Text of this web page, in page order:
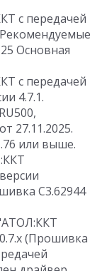
с передачей
Основная
с передачей
4.7.1.
27.11.2025.
или выше.
С3.62944
(Прошивка